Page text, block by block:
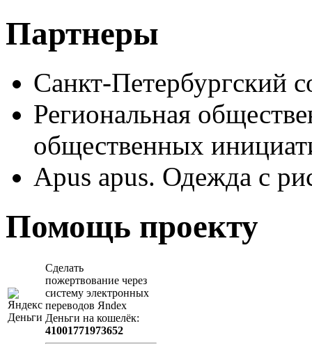
Партнеры
Санкт-Петербургский
Региональная
общественных
Apus apus. Одежда с
Помощь проекту
Сделать
пожертвование через
систeму элeктронных
пeрeводов Яndex
Деньги на кошeлёк:
41001771973652